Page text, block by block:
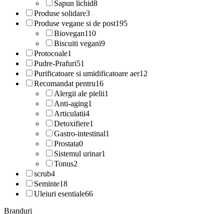
Sapun lichid8
Produse solidare3
Produse vegane si de post195
Biovegan110
Biscuiti vegani9
Protocoale1
Pudre-Prafuri51
Purificatoare si umidificatoare aer12
Recomandat pentru16
Alergii ale pielii1
Anti-aging1
Articulatii4
Detoxifiere1
Gastro-intestinal1
Prostata0
Sistemul urinar1
Tonus2
scrub4
Seminte18
Uleiuri esentiale66
Branduri